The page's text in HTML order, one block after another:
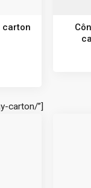
carton
carton/”]